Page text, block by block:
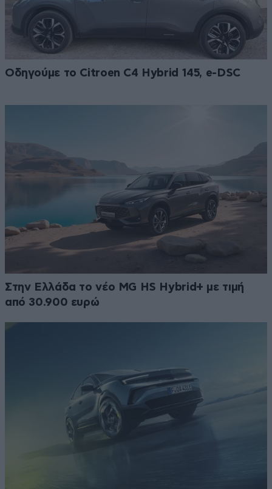
Οδηγούμε το Citroen C4 Hybrid 145, e-DSC
Στην Ελλάδα το νέο MG HS Hybrid+ με τιμή
από 30.900 ευρώ